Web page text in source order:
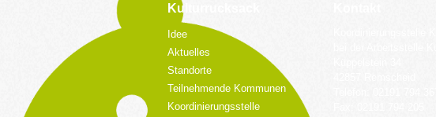
Kulturrucksack
Idee
Aktuelles
Standorte
Teilnehmende Kommunen
Koordinierungsstelle